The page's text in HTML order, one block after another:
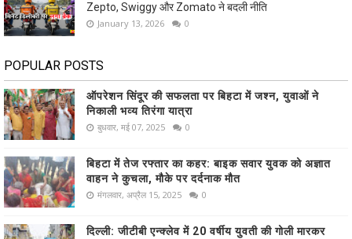
Zepto, Swiggy और Zomato ने बदली नीति
January 13, 2026 0
POPULAR POSTS
ऑपरेशन सिंदूर की सफलता पर बिहटा में जश्न, युवाओं ने
निकाली भव्य तिरंगा यात्रा
बुधवार, मई 07, 2025 0
बिहटा में तेज रफ्तार का कहर: बाइक सवार युवक को अज्ञात
वाहन ने कुचला, मौके पर दर्दनाक मौत
मंगलवार, अप्रैल 15, 2025 0
दिल्ली: जीटीबी एन्क्लेव में 20 वर्षीय युवती की गोली मारकर